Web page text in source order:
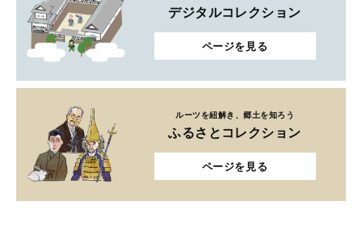
デジタルコレクション
ページを見る
ルーツを紐解き、郷土を知ろう
ふるさとコレクション
ページを見る